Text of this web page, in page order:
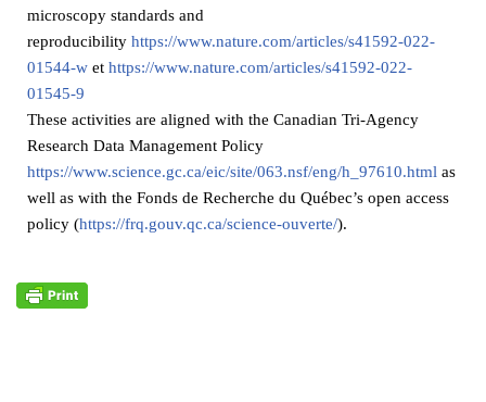
microscopy standards and
reproducibility https://www.nature.com/articles/s41592-022-
01544-w et https://www.nature.com/articles/s41592-022-
01545-9
These activities are aligned with the Canadian Tri-Agency
Research Data Management Policy
https://www.science.gc.ca/eic/site/063.nsf/eng/h_97610.html as
well as with the Fonds de Recherche du Québec’s open access
policy (https://frq.gouv.qc.ca/science-ouverte/).